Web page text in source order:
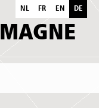
NL FR EN DE